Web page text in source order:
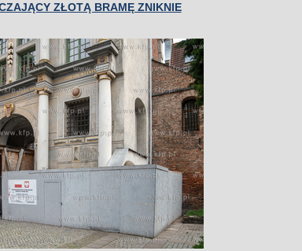
ZŁOTĄ BRAMĘ ZNIKNIE